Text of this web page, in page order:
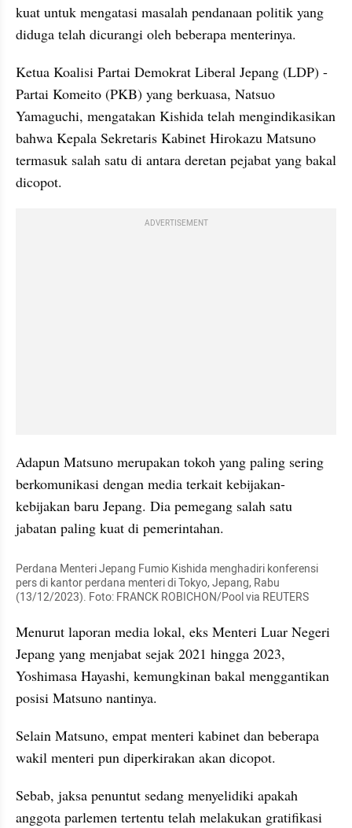
kuat untuk mengatasi masalah pendanaan politik yang
diduga telah dicurangi oleh beberapa menterinya.
Ketua Koalisi Partai Demokrat Liberal Jepang (LDP) -
Partai Komeito (PKB) yang berkuasa, Natsuo
Yamaguchi, mengatakan Kishida telah mengindikasikan
bahwa Kepala Sekretaris Kabinet Hirokazu Matsuno
termasuk salah satu di antara deretan pejabat yang bakal
dicopot.
ADVERTISEMENT
Adapun Matsuno merupakan tokoh yang paling sering
berkomunikasi dengan media terkait kebijakan-
kebijakan baru Jepang. Dia pemegang salah satu
jabatan paling kuat di pemerintahan.
Perdana Menteri Jepang Fumio Kishida menghadiri konferensi
pers di kantor perdana menteri di Tokyo, Jepang, Rabu
(13/12/2023). Foto: FRANCK ROBICHON/Pool via REUTERS
Menurut laporan media lokal, eks Menteri Luar Negeri
Jepang yang menjabat sejak 2021 hingga 2023,
Yoshimasa Hayashi, kemungkinan bakal menggantikan
posisi Matsuno nantinya.
Selain Matsuno, empat menteri kabinet dan beberapa
wakil menteri pun diperkirakan akan dicopot.
Sebab, jaksa penuntut sedang menyelidiki apakah
anggota parlemen tertentu telah melakukan gratifikasi